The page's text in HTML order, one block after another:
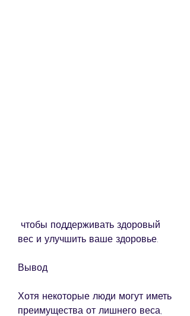
вес и улучшить ваше здоровье.
Вывод
Хотя некоторые люди могут иметь
преимущества от лишнего веса,